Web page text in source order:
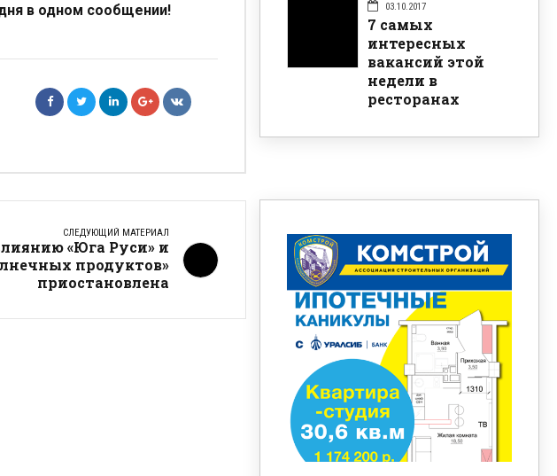
в одном сообщении!
СЛЕДУЮЩИЙ МАТЕРИАЛ
«Юга Руси» и
продуктов»
приостановлена
03.10.2017
7 самых
интересных
вакансий этой
недели в
ресторанах